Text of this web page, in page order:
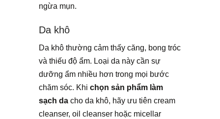
ngừa mụn.
Da khô
Da khô thường cảm thấy căng, bong tróc
và thiếu độ ẩm. Loại da này cần sự
dưỡng ẩm nhiều hơn trong mọi bước
chăm sóc. Khi chọn sản phẩm làm
sạch da cho da khô, hãy ưu tiên cream
cleanser, oil cleanser hoặc micellar